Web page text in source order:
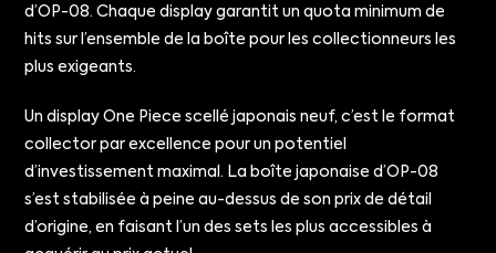
d’OP-08. Chaque display garantit un quota minimum de
hits sur l’ensemble de la boîte pour les collectionneurs les
plus exigeants.
Un display One Piece scellé japonais neuf, c’est le format
collector par excellence pour un potentiel
d’investissement maximal. La boîte japonaise d’OP-08
s’est stabilisée à peine au-dessus de son prix de détail
d’origine, en faisant l’un des sets les plus accessibles à